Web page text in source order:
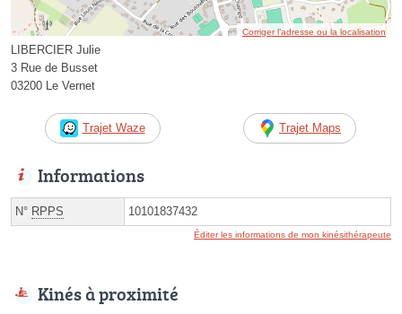
Corriger l’adresse ou la localisation
LIBERCIER Julie
3 Rue de Busset
03200 Le Vernet
Trajet Waze Trajet Maps
Informations
N° RPPS 10101837432
Éditer les informations de mon kinésithérapeute
Kinés à proximité